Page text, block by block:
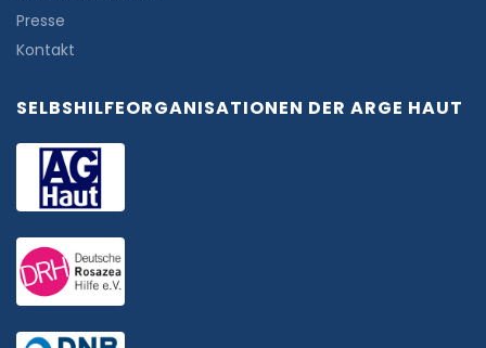
Presse
Kontakt
SELBSHILFEORGANISATIONEN DER ARGE HAUT